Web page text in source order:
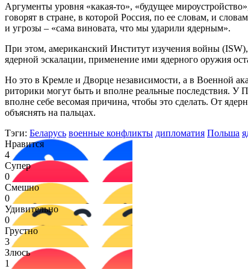
Аргументы уровня «какая-то», «будущее
говорят в стране, в которой Россия, по ее словам, и
и угрозы – «сама виновата, что мы ударили ядерным».
При этом, американский Институт изучения войны
ядерной эскалации, применение ими ядерного оружия
Но это в Кремле и Дворце независимости, а в Военной
риторики могут быть и вполне реальные последствия. У
вполне себе весомая причина, чтобы это сделать. От
объяснять на пальцах.
Тэги: Беларусь военные конфликты дипломатия Польша
Нравится
4
Супер
0
Смешно
0
Удивительно
0
Грустно
3
Злюсь
1